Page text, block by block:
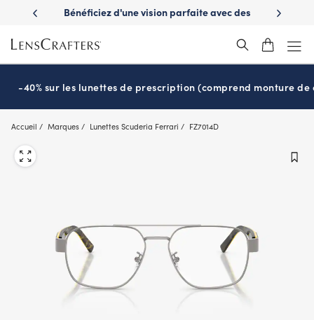
main
content
avantages
Bénéficiez d'une vision parfaite avec des
Prêt pour
-40% sur les lunettes de prescription (comprend monture de
Accueil Marques Lunettes Scuderia Ferrari FZ7014D